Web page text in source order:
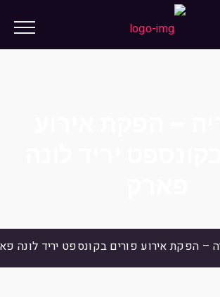
– הפקת אירוע פורים בקונספט יריד לונה